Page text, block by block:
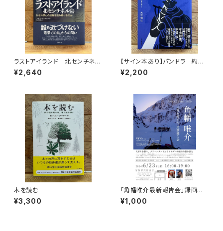
ラストアイランド 北センチネル
島 なぜ外界との接触を拒み続
けるのか
¥2,640
【サイン本あり】パンドラ 約束
の頂
¥2,200
木を読む
¥3,300
「角幡唯介最新報告会」録画視
聴権
¥1,000